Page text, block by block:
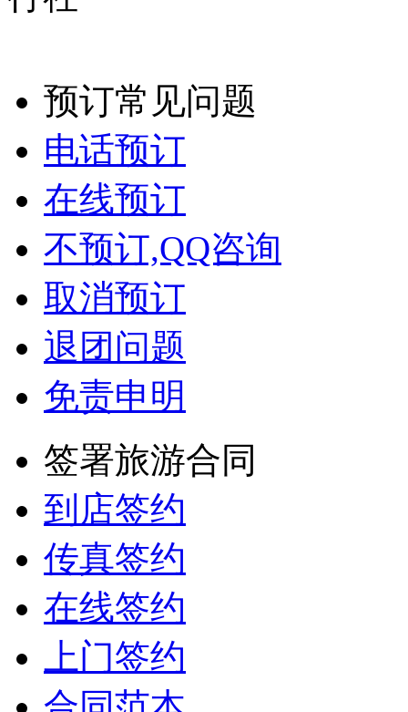
预订常见问题
电话预订
在线预订
不预订,QQ咨询
取消预订
退团问题
免责申明
签署旅游合同
到店签约
传真签约
在线签约
上门签约